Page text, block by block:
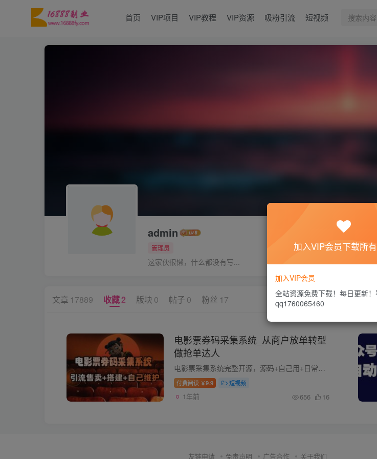
首页 VIP项目 VIP教程 VIP资源 吸粉引流 短视频
admin
管理员
这家伙很懒，什么都没有写...
文章 17889 收藏2 版块 0 帖子 0 粉丝 17
电影票券码采集系统_从商户放单转型
做抢单达人
电影票采集系统完整开源，源码+自己用+日常维护，反正可以朝多方向发展，流量裂变、吃提成等等都行，主要是外面卖的采集系统太贵了，所以干脆我自己搞一套，大家都能自己用，如果完全不知道是干...
付费阅读 ￥9.9 短视频
1年前 656 16
友链申请 免责声明 广告合作 关于我们
加入VIP会员下载所
加入VIP会员
全站资源免费下载！每日更新！
qq1760065460